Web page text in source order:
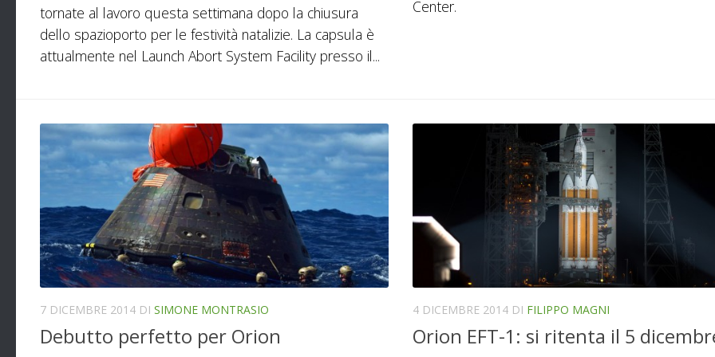
tornate al lavoro questa settimana dopo la chiusura
dello spazioporto per le festività natalizie. La capsula è
attualmente nel Launch Abort System Facility presso il...
Center.
7 DICEMBRE 2014 DI SIMONE MONTRASIO
Debutto perfetto per Orion
4 DICEMBRE 2014 DI FILIPPO MAGNI
Orion EFT-1: si ritenta il 5